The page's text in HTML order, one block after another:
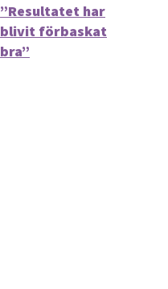
”Resultatet har
blivit förbaskat
bra”